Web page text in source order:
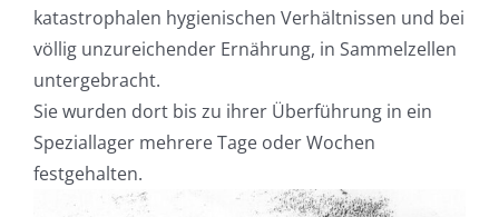
katastrophalen hygienischen Verhältnissen und bei
völlig unzureichender Ernährung, in Sammelzellen
untergebracht.
Sie wurden dort bis zu ihrer Überführung in ein
Speziallager mehrere Tage oder Wochen
festgehalten.